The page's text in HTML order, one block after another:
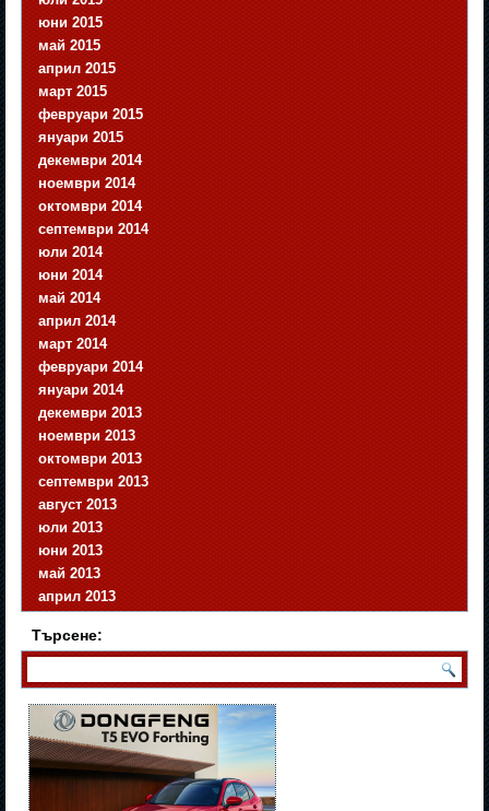
юни 2015
май 2015
април 2015
март 2015
февруари 2015
януари 2015
декември 2014
ноември 2014
октомври 2014
септември 2014
юли 2014
юни 2014
май 2014
април 2014
март 2014
февруари 2014
януари 2014
декември 2013
ноември 2013
октомври 2013
септември 2013
август 2013
юли 2013
юни 2013
май 2013
април 2013
Търсене: